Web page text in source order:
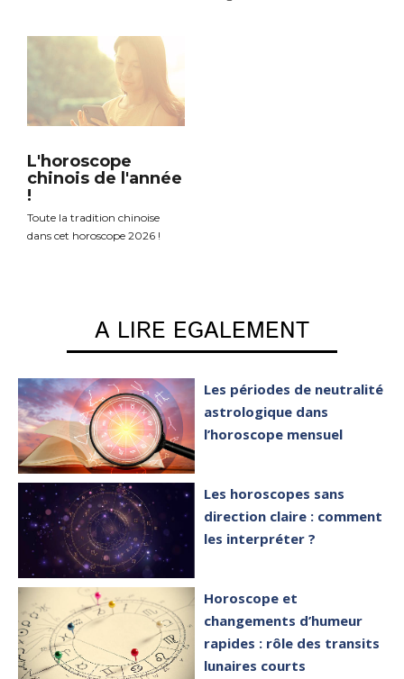
L'horoscope
chinois de l'année
!
Toute la tradition chinoise
dans cet horoscope 2026 !
A LIRE EGALEMENT
Les périodes de neutralité
astrologique dans
l’horoscope mensuel
Les horoscopes sans
direction claire : comment
les interpréter ?
Horoscope et
changements d’humeur
rapides : rôle des transits
lunaires courts